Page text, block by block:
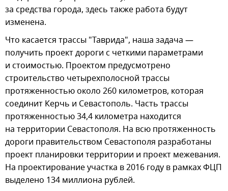
за средства города, здесь также работа будут
изменена.
Что касается трассы "Таврида", наша задача —
получить проект дороги с четкими параметрами
и стоимостью. Проектом предусмотрено
строительство четырехполосной трассы
протяженностью около 260 километров, которая
соединит Керчь и Севастополь. Часть трассы
протяженностью 34,4 километра находится
на территории Севастополя. На всю протяженность
дороги правительством Севастополя разработаны
проект планировки территории и проект межевания.
На проектирование участка в 2016 году в рамках ФЦП
выделено 134 миллиона рублей.